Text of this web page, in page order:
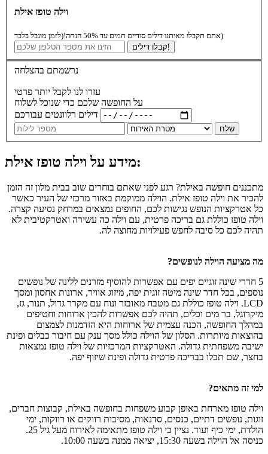
וילה טופז אילת
אתם תקבלו מאיתנו דילים סודיים חמים עד 50% הנחה!(לזמן מוגבל בלבד)
קבלו דילים!
נרשמתם בהצלחה
עזרו לנו לקבל יותר פרטי
על החופשה שלכם כדי שנוכל לשלוח
שלח
מידע על וילה טופז אילת:
מתכננים חופשה באילת? רגע לפני שאתם בוחרים שוב בבית מלון זה הזמן
להכיר את וילה טופז אילת. הוילה ממוקמת באזור מרכזי של העיר כאשר
כל אטרקציות הנופש נגישות לכם, החופים נמצאים במרחק נסיעה קצרה.
וילה טופז כוללת גם בריכה פרטית, עם וילה כה עשירה ואטרקטיבית לא
תהיה לכם כל סיבה לחפש פעילויות מחוצה לה.
מה מציעה הוילה לנופשים?
5 חדרי שינה זוגיים יפים עם אפשרות להוסיף מזרנים ללינה של נופשים
נוספים, בכל חדר שינה מיטה זוגית יפה, מיזוג אוויר, ארונות אחסון ומסך
LCD. וילה טופז כוללת גם מטבח מאובזר ונוח עם מקרר גדול, תנור, גז,
מיקרוגל, בר מים וכלים, תהיה לכם אפשרות להכין ארוחות וחטיפים
במהלך החופשה, הכנה עצמית של ארוחות היא הזדמנות לצמצום
בהוצאות מיותרות. הסלון של הוילה כולל מסך ענק עם חיבור כבלים ופינת
ישיבה משפחתית גדולה. האטרקציות המרכזיות של וילה טופז נמצאות
בחצר, שם תבלו בבריכה פרטית גדולה ופינת שיזוף יפה.
למי זה מתאים?
וילה טופז מארחת באופן קבוע משפחות בחופשה באילת, קבוצות חברים,
זוגות, נופשים דתיים, כנסים, סדנאות, מסיבות רווקים או רווקות, ימי
הולדת, ימי כיף ועוד. נציין כי וילה טופז מתאימה לאירוח מעל גיל 25.
כניסה אל הוילה בשעה 15:30, יציאה ממנה בשעה 10:00.